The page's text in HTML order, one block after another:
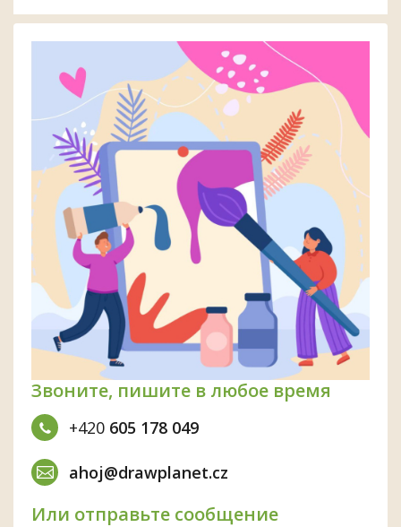
Звоните, пишите в любое время
+420 605 178 049
ahoj@drawplanet.cz
Или отправьте сообщение